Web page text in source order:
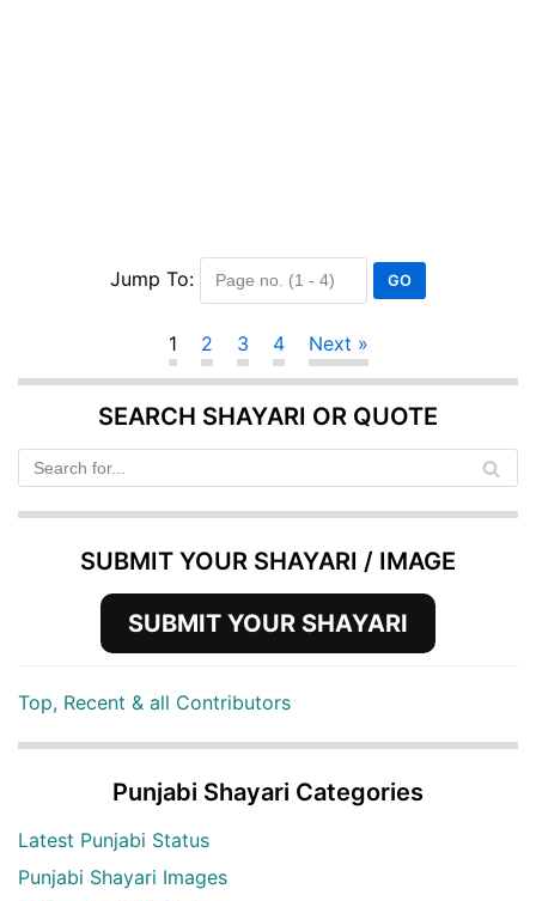
Jump To:
1 2 3 4 Next »
SEARCH SHAYARI OR QUOTE
SUBMIT YOUR SHAYARI / IMAGE
SUBMIT YOUR SHAYARI
Top, Recent & all Contributors
Punjabi Shayari Categories
Latest Punjabi Status
Punjabi Shayari Images